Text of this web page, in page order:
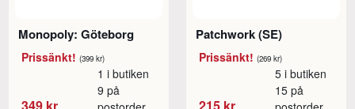
Monopoly: Göteborg
Prissänkt! (399 kr)
1 i butiken
9 på
Patchwork (SE)
Prissänkt! (269 kr)
5 i butiken
15 på